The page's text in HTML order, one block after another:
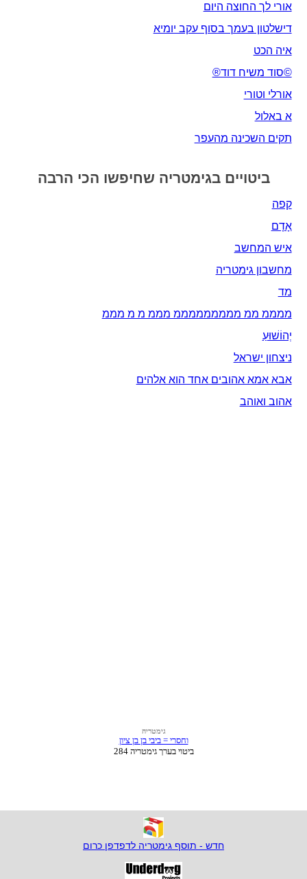
אורי לך החוצה היום
דישלטון בעמך בסוף עקב יומיא
איה הכט
©סוד משיח דוד®
אורלי וטורי
א באלול
תקים השכינה מהעפר
ביטויים בגימטריה שחיפשו הכי הרבה
קפה
אָדָם‎
איש המחשב
מחשבון גימטריה
מד
ממממ ממ מממממממממ מממ מ מ מממ
יְהוֹשׁוּעַ
ניצחון ישראל
אבא אמא אהובים אחד הוא אלהים
אהוב ואוהב
חדש - תוסף גימטריה לדפדפן כרום